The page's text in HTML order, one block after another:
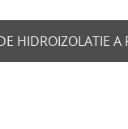
HIDROIZOLATIE